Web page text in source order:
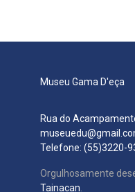
Museu Gama D'eça
Rua do
Telefone: (55)3220-
Orgulhosamente
Tainacan